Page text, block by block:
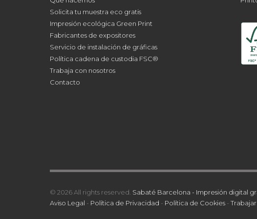
Solicita tu muestra eco gratis
Impresión ecológica Green Print
Fabricantes de expositores
Servicio de instalación de gráficas
Política cadena de custodia FSC®
Trabaja con nosotros
Contacto
© 2026 All rights reserved. Sabaté Barcelona - Impresión digital
Aviso Legal - Política de Privacidad - Política de Cookies -